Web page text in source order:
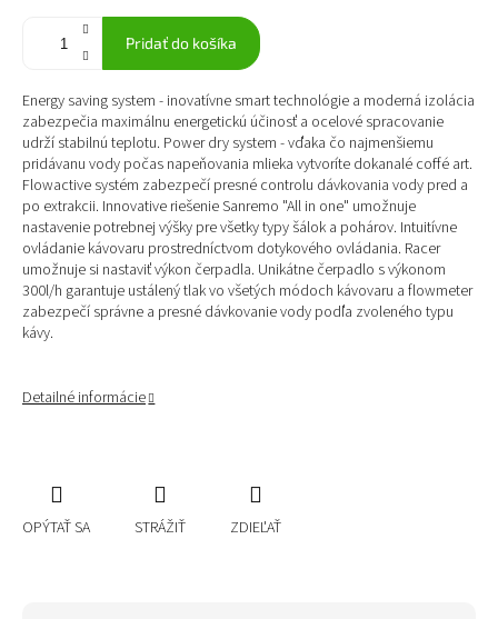
Pridať do košíka
Energy saving system - inovatívne smart technológie a moderná izolácia
zabezpečia maximálnu energetickú účinosť a ocelové spracovanie
udrží stabilnú teplotu. Power dry system - vďaka čo najmenšiemu
pridávanu vody počas napeňovania mlieka vytvoríte dokanalé coffé art.
Flowactive systém zabezpečí presné controlu dávkovania vody pred a
po extrakcii. Innovative riešenie Sanremo "All in one" umožnuje
nastavenie potrebnej výšky pre všetky typy šálok a pohárov. Intuitívne
ovládanie kávovaru prostredníctvom dotykového ovládania. Racer
umožnuje si nastaviť výkon čerpadla. Unikátne čerpadlo s výkonom
300l/h garantuje ustálený tlak vo všetých módoch kávovaru a flowmeter
zabezpečí správne a presné dávkovanie vody podľa zvoleného typu
kávy.
Detailné informácie
OPÝTAŤ SA STRÁŽIŤ ZDIEĽAŤ